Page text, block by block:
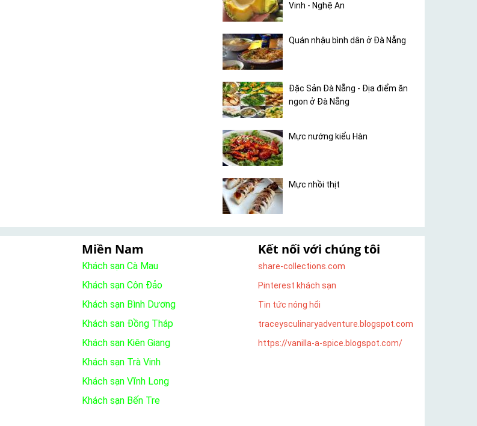
Vinh - Nghệ An
Quán nhậu bình dân ở Đà Nẵng
Đặc Sản Đà Nẵng - Địa điểm ăn
ngon ở Đà Nẵng
Mực nướng kiểu Hàn
Mực nhồi thịt
Miền Nam
Khách sạn Cà Mau
Khách sạn Côn Đảo
Khách sạn Bình Dương
Khách sạn Đồng Tháp
Khách sạn Kiên Giang
Khách sạn Trà Vinh
Khách sạn Vĩnh Long
Khách sạn Bến Tre
Kết nối với chúng tôi
share-collections.com
Pinterest khách sạn
Tin tức nóng hổi
traceysculinaryadventure.blogspot.com
https://vanilla-a-spice.blogspot.com/